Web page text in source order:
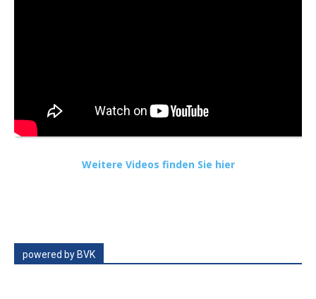
Weitere Videos finden Sie hier
powered by BVK